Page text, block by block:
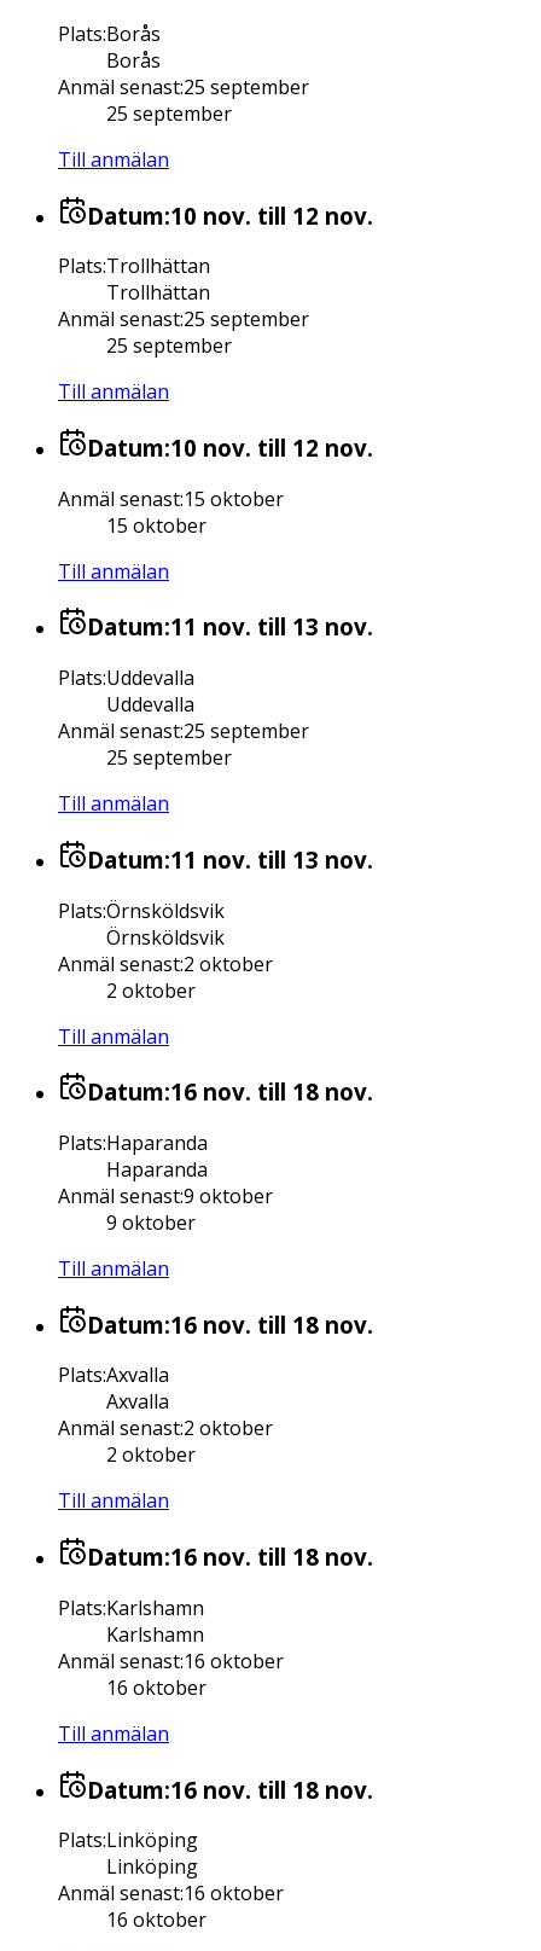
Plats:Borås
Borås
Anmäl senast:25 september
25 september
Till anmälan
Datum:10 nov. till 12 nov.
Plats:Trollhättan
Trollhättan
Anmäl senast:25 september
25 september
Till anmälan
Datum:10 nov. till 12 nov.
Anmäl senast:15 oktober
15 oktober
Till anmälan
Datum:11 nov. till 13 nov.
Plats:Uddevalla
Uddevalla
Anmäl senast:25 september
25 september
Till anmälan
Datum:11 nov. till 13 nov.
Plats:Örnsköldsvik
Örnsköldsvik
Anmäl senast:2 oktober
2 oktober
Till anmälan
Datum:16 nov. till 18 nov.
Plats:Haparanda
Haparanda
Anmäl senast:9 oktober
9 oktober
Till anmälan
Datum:16 nov. till 18 nov.
Plats:Axvalla
Axvalla
Anmäl senast:2 oktober
2 oktober
Till anmälan
Datum:16 nov. till 18 nov.
Plats:Karlshamn
Karlshamn
Anmäl senast:16 oktober
16 oktober
Till anmälan
Datum:16 nov. till 18 nov.
Plats:Linköping
Linköping
Anmäl senast:16 oktober
16 oktober